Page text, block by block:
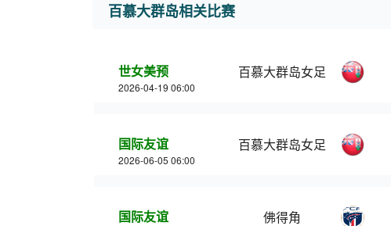
百慕大群岛相关比赛
世女美预
2026-04-19 06:00
百慕大群岛女足
国际友谊
2026-06-05 06:00
百慕大群岛女足
国际友谊 佛得角